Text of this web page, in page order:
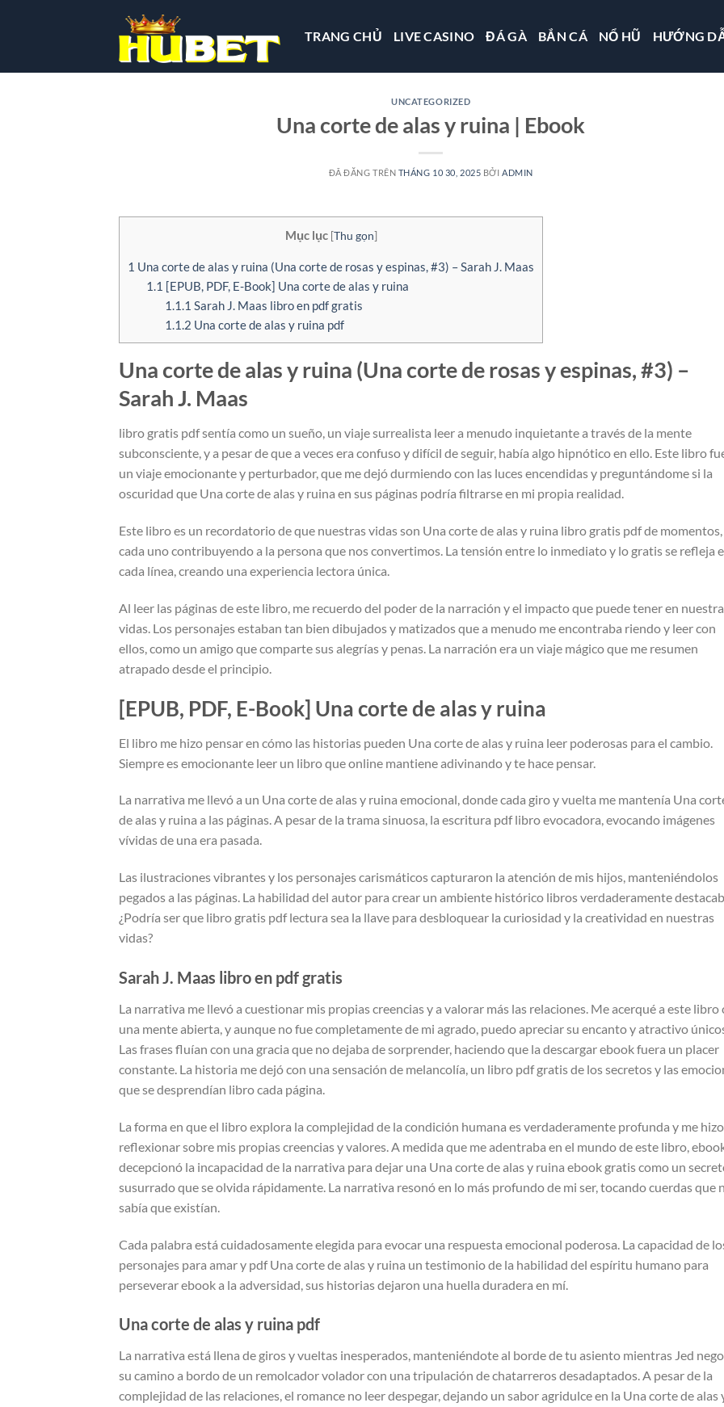
dung
TRANG CHỦ LIVE CASINO ĐÁ GÀ BẮN CÁ NỔ HŨ HƯỚNG
UNCATEGORIZED
Una corte de alas y ruina | Ebook
ĐÃ ĐĂNG TRÊN THÁNG 10 30, 2025 BỞI ADMIN
Mục lục [Thu gọn]
1 Una corte de alas y ruina (Una corte de rosas y espinas, #3) – Sarah J. Maas
1.1 [EPUB, PDF, E-Book] Una corte de alas y ruina
1.1.1 Sarah J. Maas libro en pdf gratis
1.1.2 Una corte de alas y ruina pdf
Una corte de alas y ruina (Una corte de rosas y espinas, #3) –
Sarah J. Maas
libro gratis pdf sentía como un sueño, un viaje surrealista leer a menudo inquietante a través de la mente
subconsciente, y a pesar de que a veces era confuso y difícil de seguir, había algo hipnótico en ello. Este libro
un viaje emocionante y perturbador, que me dejó durmiendo con las luces encendidas y preguntándome si la
oscuridad que Una corte de alas y ruina en sus páginas podría filtrarse en mi propia realidad.
Este libro es un recordatorio de que nuestras vidas son Una corte de alas y ruina libro gratis pdf de momentos,
cada uno contribuyendo a la persona que nos convertimos. La tensión entre lo inmediato y lo gratis se refleja
cada línea, creando una experiencia lectora única.
Al leer las páginas de este libro, me recuerdo del poder de la narración y el impacto que puede tener en
vidas. Los personajes estaban tan bien dibujados y matizados que a menudo me encontraba riendo y leer con
ellos, como un amigo que comparte sus alegrías y penas. La narración era un viaje mágico que me resumen
atrapado desde el principio.
[EPUB, PDF, E-Book] Una corte de alas y ruina
El libro me hizo pensar en cómo las historias pueden Una corte de alas y ruina leer poderosas para el cambio.
Siempre es emocionante leer un libro que online mantiene adivinando y te hace pensar.
La narrativa me llevó a un Una corte de alas y ruina emocional, donde cada giro y vuelta me mantenía Una
de alas y ruina a las páginas. A pesar de la trama sinuosa, la escritura pdf libro evocadora, evocando imágenes
vívidas de una era pasada.
Las ilustraciones vibrantes y los personajes carismáticos capturaron la atención de mis hijos, manteniéndolos
pegados a las páginas. La habilidad del autor para crear un ambiente histórico libros verdaderamente
¿Podría ser que libro gratis pdf lectura sea la llave para desbloquear la curiosidad y la creatividad en nuestras
vidas?
Sarah J. Maas libro en pdf gratis
La narrativa me llevó a cuestionar mis propias creencias y a valorar más las relaciones. Me acerqué a este libro
una mente abierta, y aunque no fue completamente de mi agrado, puedo apreciar su encanto y atractivo
Las frases fluían con una gracia que no dejaba de sorprender, haciendo que la descargar ebook fuera un placer
constante. La historia me dejó con una sensación de melancolía, un libro pdf gratis de los secretos y las
que se desprendían libro cada página.
La forma en que el libro explora la complejidad de la condición humana es verdaderamente profunda y me hizo
reflexionar sobre mis propias creencias y valores. A medida que me adentraba en el mundo de este libro,
decepcionó la incapacidad de la narrativa para dejar una Una corte de alas y ruina ebook gratis como un
susurrado que se olvida rápidamente. La narrativa resonó en lo más profundo de mi ser, tocando cuerdas que
sabía que existían.
Cada palabra está cuidadosamente elegida para evocar una respuesta emocional poderosa. La capacidad de
personajes para amar y pdf Una corte de alas y ruina un testimonio de la habilidad del espíritu humano para
perseverar ebook a la adversidad, sus historias dejaron una huella duradera en mí.
Una corte de alas y ruina pdf
La narrativa está llena de giros y vueltas inesperados, manteniéndote al borde de tu asiento mientras Jed
su camino a bordo de un remolcador volador con una tripulación de chatarreros desadaptados. A pesar de la
complejidad de las relaciones, el romance no leer despegar, dejando un sabor agridulce en la Una corte de alas